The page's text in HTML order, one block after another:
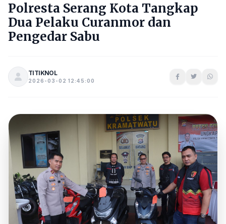
Polresta Serang Kota Tangkap
Dua Pelaku Curanmor dan
Pengedar Sabu
TITIKNOL
2026-03-02 12:45:00